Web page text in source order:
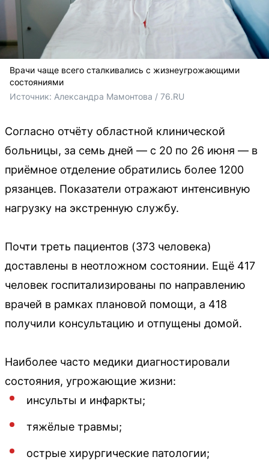
Врачи чаще всего сталкивались с жизнеугрожающими
состояниями
Источник: Александра Мамонтова / 76.RU
Согласно отчёту областной клинической
больницы, за семь дней — с 20 по 26 июня — в
приёмное отделение обратились более 1200
рязанцев. Показатели отражают интенсивную
нагрузку на экстренную службу.
Почти треть пациентов (373 человека)
доставлены в неотложном состоянии. Ещё 417
человек госпитализированы по направлению
врачей в рамках плановой помощи, а 418
получили консультацию и отпущены домой.
Наиболее часто медики диагностировали
состояния, угрожающие жизни:
инсульты и инфаркты;
тяжёлые травмы;
острые хирургические патологии;